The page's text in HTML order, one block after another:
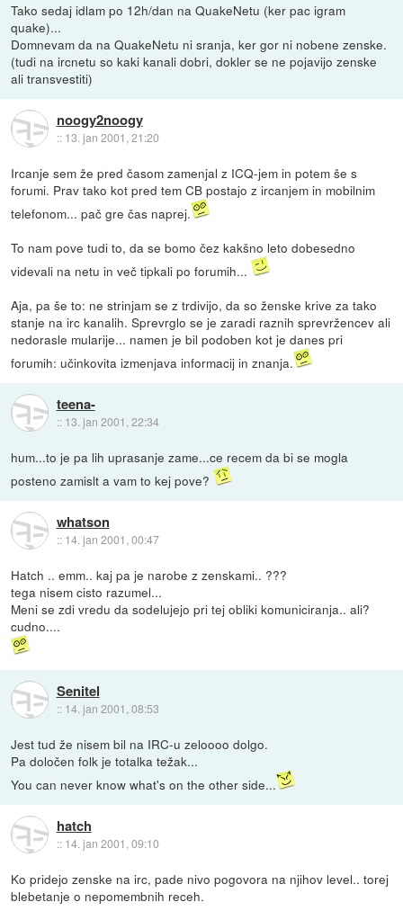
Tako sedaj idlam po 12h/dan na QuakeNetu (ker pac igram
quake)...
Domnevam da na QuakeNetu ni sranja, ker gor ni nobene zenske.
(tudi na ircnetu so kaki kanali dobri, dokler se ne pojavijo zenske
ali transvestiti)
noogy2noogy
:: 13. jan 2001, 21:20
Ircanje sem že pred časom zamenjal z ICQ-jem in potem še s
forumi. Prav tako kot pred tem CB postajo z ircanjem in mobilnim
telefonom... pač gre čas naprej.
To nam pove tudi to, da se bomo čez kakšno leto dobesedno
videvali na netu in več tipkali po forumih...
Aja, pa še to: ne strinjam se z trdivijo, da so ženske krive za tako
stanje na irc kanalih. Sprevrglo se je zaradi raznih sprevržencev ali
nedorasle mularije... namen je bil podoben kot je danes pri
forumih: učinkovita izmenjava informacij in znanja.
teena-
:: 13. jan 2001, 22:34
hum...to je pa lih uprasanje zame...ce recem da bi se mogla
posteno zamislt a vam to kej pove?
whatson
:: 14. jan 2001, 00:47
Hatch .. emm.. kaj pa je narobe z zenskami.. ???
tega nisem cisto razumel...
Meni se zdi vredu da sodelujejo pri tej obliki komuniciranja.. ali?
cudno....
Senitel
:: 14. jan 2001, 08:53
Jest tud že nisem bil na IRC-u zeloooo dolgo.
Pa določen folk je totalka težak...
You can never know what's on the other side...
hatch
:: 14. jan 2001, 09:10
Ko pridejo zenske na irc, pade nivo pogovora na njihov level.. torej
blebetanje o nepomembnih receh.